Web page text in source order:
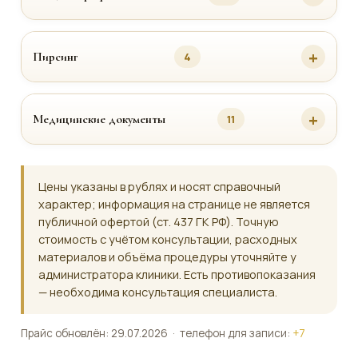
Пирсинг 4
Медицинские документы 11
Цены указаны в рублях и носят справочный
характер; информация на странице не является
публичной офертой (ст. 437 ГК РФ). Точную
стоимость с учётом консультации, расходных
материалов и объёма процедуры уточняйте у
администратора клиники. Есть противопоказания
— необходима консультация специалиста.
Прайс обновлён: 29.07.2026 · телефон для записи: +7